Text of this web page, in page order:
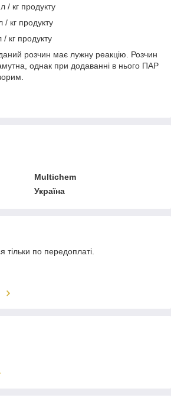
/ кг продукту
кг продукту
кг продукту
розчин має лужну реакцію. Розчин
однак при додаванні в нього ПАР
Multichem
Україна
тільки по передоплаті.